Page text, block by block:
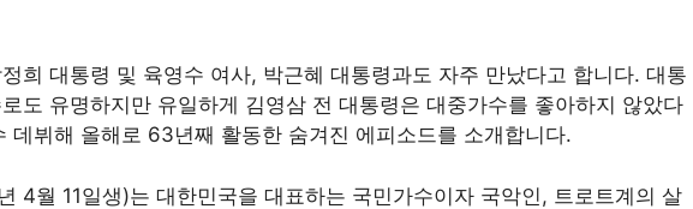
희 대통령 및 육영수 여사, 박근혜 대통령과도 자주 만났다고 합니다. 대통
도 유명하지만 유일하게 김영삼 전 대통령은 대중가수를 좋아하지 않았다
데뷔해 올해로 63년째 활동한 숨겨진 에피소드를 소개합니다.
4월 11일생)는 대한민국을 대표하는 국민가수이자 국악인, 트로트계의 살